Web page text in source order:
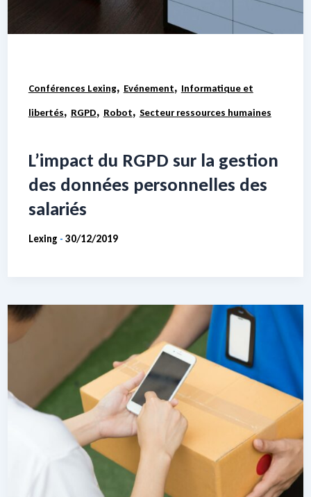
Conférences Lexing, Evénement, Informatique et
libertés, RGPD, Robot, Secteur ressources humaines
L’impact du RGPD sur la gestion
des données personnelles des
salariés
Lexing - 30/12/2019